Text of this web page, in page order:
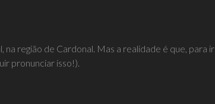
região de Cardonal. Mas a realidade é que, para ir
pronunciar isso!).